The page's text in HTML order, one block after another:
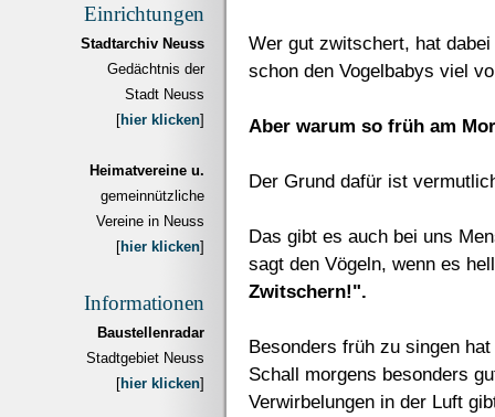
Einrichtungen
Stadtarchiv Neuss
Gedächtnis der
Stadt Neuss
[hier klicken]
Heimatvereine u.
gemeinnützliche
Vereine in Neuss
[hier klicken]
Informationen
Baustellenradar
Stadtgebiet Neuss
[hier klicken]
Wer gut zwitschert, hat
schon den Vogelbabys viel
Aber warum so früh am
Der Grund dafür ist
Das gibt es auch bei uns
sagt den Vögeln, wenn es
Zwitschern!".
Besonders früh zu singen
Schall morgens besonders
Verwirbelungen in der Luft